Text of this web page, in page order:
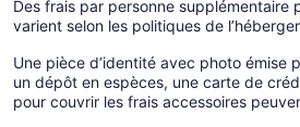
Des frais par personne supplémentaire
varient selon les politiques de
Une pièce d’identité avec photo émise
un dépôt en espèces, une carte de
pour couvrir les frais accessoires